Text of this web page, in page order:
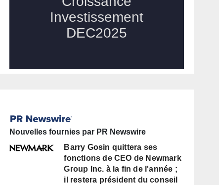
Nouvelles fournies par PR Newswire
Barry Gosin quittera ses
fonctions de CEO de Newmark
Group Inc. à la fin de l'année ;
il restera président du conseil